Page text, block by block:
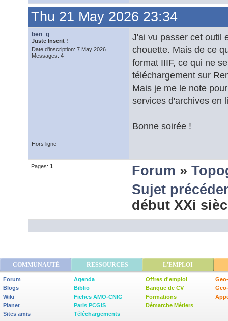
Thu 21 May 2026 23:34
ben_g
Juste Inscrit !
Date d'inscription: 7 May 2026
Messages: 4
J'ai vu passer cet outil
chouette. Mais de ce
format IIIF, ce qui ne
téléchargement sur
Mais je me le note
services d'archives en
Bonne soirée !
Hors ligne
Pages: 1 Forum »
Sujet
début XXi
COMMUNAUTÉ RESSOURCES L'EMPLOI
Forum
Blogs
Wiki
Planet
Sites amis
Agenda
Biblio
Fiches AMO-CNIG
Paris PCGIS
Téléchargements
Offres d'emploi
Banque de CV
Formations
Démarche Métiers